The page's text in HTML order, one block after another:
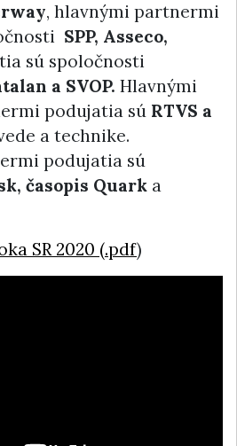
, hlavnými partnermi
SPP, Asseco,
sú spoločnosti
a SVOP. Hlavnými
podujatia sú RTVS a
a technike.
podujatia sú
časopis Quark a
SR 2020 (.pdf)